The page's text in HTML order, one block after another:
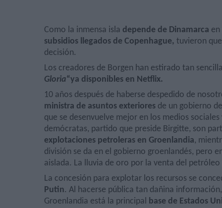
Como la inmensa isla depende de Dinamarca
subsidios llegados de Copenhague, tuvieron
decisión.
Los creadores de Borgen han estirado tan
Gloria“ya disponibles en Netflix.
10 años después de haberse despedido de
ministra de asuntos exteriores de un gobierno
que se desenvuelve mejor en los medios
demócratas, partido que preside Birgitte, son
explotaciones petroleras en Groenlandia,
división se da en el gobierno groenlandés, pero
aislada. La lluvia de oro por la venta del
La concesión para explotar los recursos se
Putin. Al hacerse pública tan dañina
Groenlandia está la principal
base de Estados